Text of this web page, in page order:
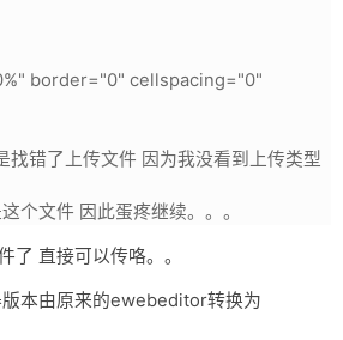
border="0" cellspacing="0"
找错了上传文件 因为我没看到上传类型
个文件 因此蛋疼继续。。。
了 直接可以传咯。。
本由原来的ewebeditor转换为